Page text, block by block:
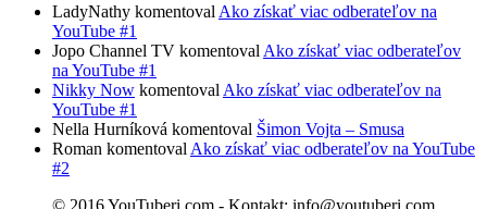
LadyNathy komentoval Ako získať viac odberateľov na
YouTube #1
Jopo Channel TV komentoval Ako získať viac odberateľov
na YouTube #1
Nikky Now komentoval Ako získať viac odberateľov na
YouTube #1
Nella Hurníková komentoval Šimon Vojta – Smusa
Roman komentoval Ako získať viac odberateľov na YouTube
#2
© 2016 YouTuberi.com - Kontakt: info@youtuberi.com